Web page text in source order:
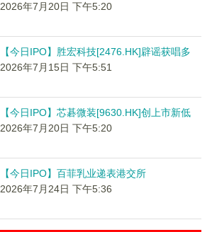
2026年7月20日 下午5:20
【今日IPO】胜宏科技[2476.HK]辟谣获唱多
2026年7月15日 下午5:51
【今日IPO】芯碁微装[9630.HK]创上市新低
2026年7月20日 下午5:20
【今日IPO】百菲乳业递表港交所
2026年7月24日 下午5:36